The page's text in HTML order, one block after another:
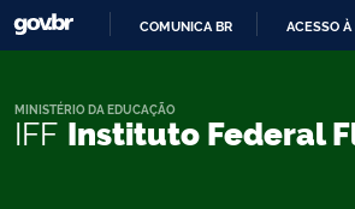
CONTEÚDO
COMUNICA BR ACESSO
IFF Instituto Federal
MINISTÉRIO DA EDUCAÇÃO